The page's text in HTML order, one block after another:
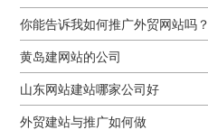
你能告诉我如何推广外贸网站吗？
黄岛建网站的公司
山东网站建站哪家公司好
外贸建站与推广如何做